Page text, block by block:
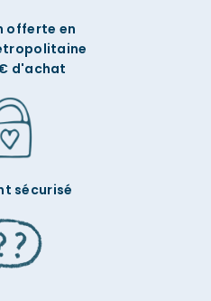
offerte en
d'achat
sécurisé